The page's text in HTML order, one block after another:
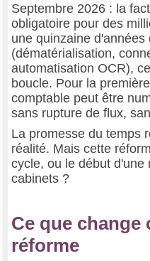
Septembre 2026 : la
obligatoire pour des
une quinzaine
(dématérialisation,
automatisation OCR),
boucle. Pour la
comptable peut être
sans rupture de flux,
La promesse du temps
réalité. Mais cette
cycle, ou le début d'une
cabinets ?
Ce que change
réforme